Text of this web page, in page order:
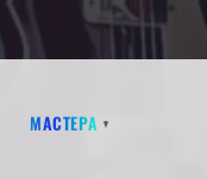
Мастера